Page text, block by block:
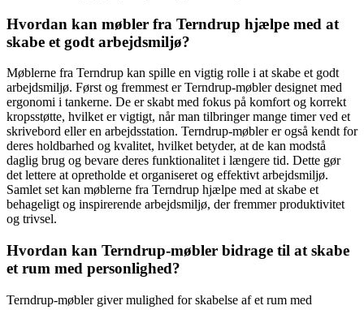
Hvordan kan møbler fra Terndrup hjælpe med at
skabe et godt arbejdsmiljø?
Møblerne fra Terndrup kan spille en vigtig rolle i at skabe et godt
arbejdsmiljø. Først og fremmest er Terndrup-møbler designet med
ergonomi i tankerne. De er skabt med fokus på komfort og korrekt
kropsstøtte, hvilket er vigtigt, når man tilbringer mange timer ved et
skrivebord eller en arbejdsstation. Terndrup-møbler er også kendt for
deres holdbarhed og kvalitet, hvilket betyder, at de kan modstå
daglig brug og bevare deres funktionalitet i længere tid. Dette gør
det lettere at opretholde et organiseret og effektivt arbejdsmiljø.
Samlet set kan møblerne fra Terndrup hjælpe med at skabe et
behageligt og inspirerende arbejdsmiljø, der fremmer produktivitet
og trivsel.
Hvordan kan Terndrup-møbler bidrage til at skabe
et rum med personlighed?
Terndrup-møbler giver mulighed for skabelse af et rum med